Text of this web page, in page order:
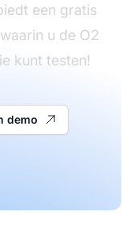
een gratis
u de O2
kunt testen!
demo